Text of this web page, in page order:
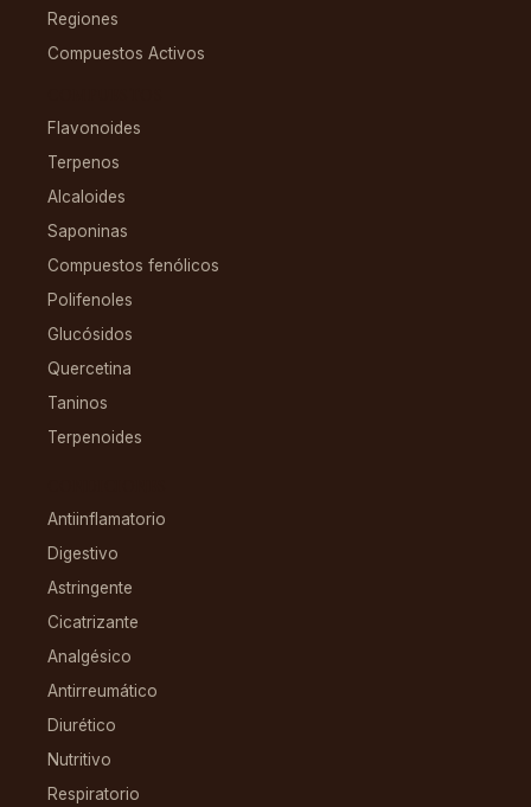
Regiones
Compuestos Activos
Flavonoides
Terpenos
Alcaloides
Saponinas
Compuestos fenólicos
Polifenoles
Glucósidos
Quercetina
Taninos
Terpenoides
Antiinflamatorio
Digestivo
Astringente
Cicatrizante
Analgésico
Antirreumático
Diurético
Nutritivo
Respiratorio